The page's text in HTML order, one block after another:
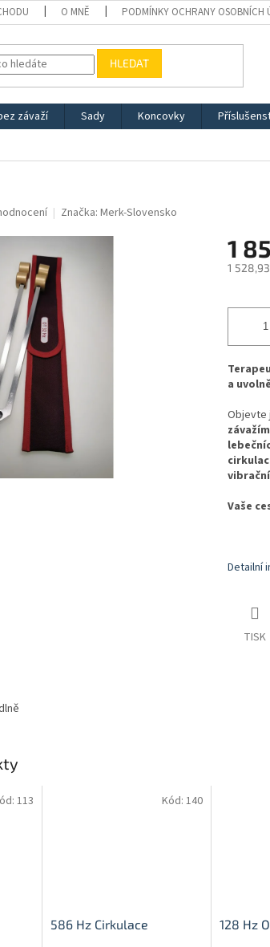
O MNĚ PODMÍNKY OCHRANY OSOBNÍCH
HLEDAT
závaží Sady Koncovky
Značka: Merk-Slovensko
1
1
cena:
a
Objevte
závažím
Vaše
Detailní
TISK
113
586 Hz Cirkulace
Kód: 140
128 Hz